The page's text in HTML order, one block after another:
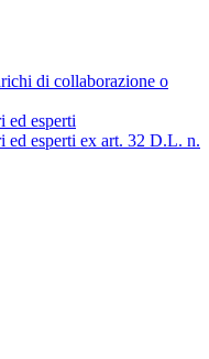
di collaborazione o
ed esperti
ed esperti ex art. 32 D.L. n.